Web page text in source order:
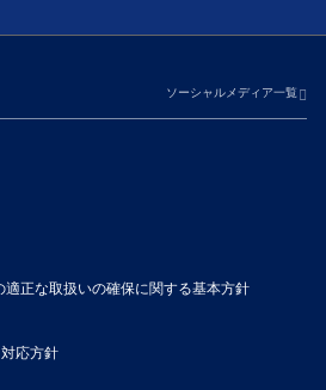
ソーシャルメディア一覧
正な取扱いの確保に関する基本方針
応方針